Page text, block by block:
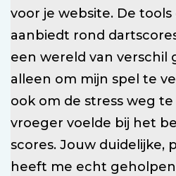
voor je website. De
aanbiedt rond
een wereld van
alleen om mijn spel te
ook om de stress weg
vroeger voelde bij het
scores. Jouw duidelijke,
heeft me echt